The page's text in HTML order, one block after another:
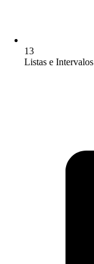
13
Listas e Intervalos